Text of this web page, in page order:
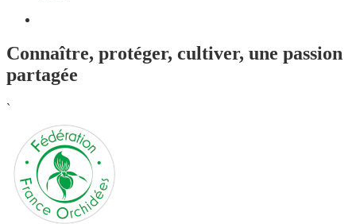
Connaître, protéger, cultiver, une passion
partagée
`